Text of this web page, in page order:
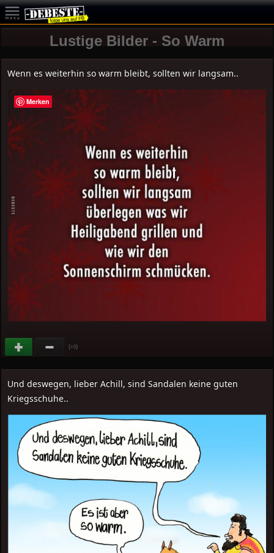
Lustige Bilder - So Warm
Wenn es weiterhin so warm bleibt, sollten wir langsam..
(+5)
Und deswegen, lieber Achill, sind Sandalen keine guten
Kriegsschuhe..
Merken